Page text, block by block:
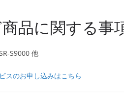
品に関する事
S9000 他
スのお申し込みはこちら